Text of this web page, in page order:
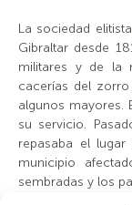
La sociedad elitista
Gibraltar desde
militares y de la
cacerías del
algunos mayores.
su servicio.
repasaba el
municipio
sembradas y los